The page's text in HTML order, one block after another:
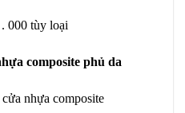
000 tùy loại
composite phủ da
nhựa composite